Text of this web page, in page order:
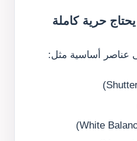
عناصر أساسية مثل: